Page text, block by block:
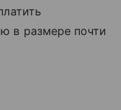
в размере почти